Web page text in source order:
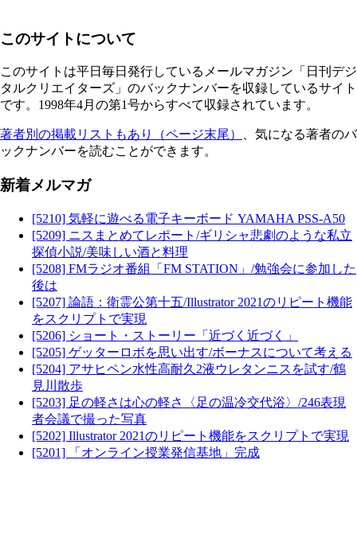
このサイトについて
このサイトは平日毎日発行しているメールマガジン「日刊デジ
タルクリエイターズ」のバックナンバーを収録しているサイト
です。1998年4月の第1号からすべて収録されています。
著者別の掲載リストもあり（ページ末尾）
、気になる著者のバ
ックナンバーを読むことができます。
新着メルマガ
[5210] 気軽に遊べる電子キーボード YAMAHA PSS-A50
[5209] ニスまとめてレポート/ギリシャ悲劇のような私立
探偵小説/美味しい酒と料理
[5208] FMラジオ番組「FM STATION」/勉強会に参加した
後は
[5207] 論語：衛霊公第十五/Illustrator 2021のリピート機能
をスクリプトで実現
[5206] ショート・ストーリー「近づく近づく」
[5205] ゲッターロボを思い出す/ボーナスについて考える
[5204] アサヒペン水性高耐久2液ウレタンニスを試す/鶴
見川散歩
[5203] 足の軽さは心の軽さ〈足の温冷交代浴〉/246表現
者会議で撮った写真
[5202] Illustrator 2021のリピート機能をスクリプトで実現
[5201] 「オンライン授業発信基地」完成